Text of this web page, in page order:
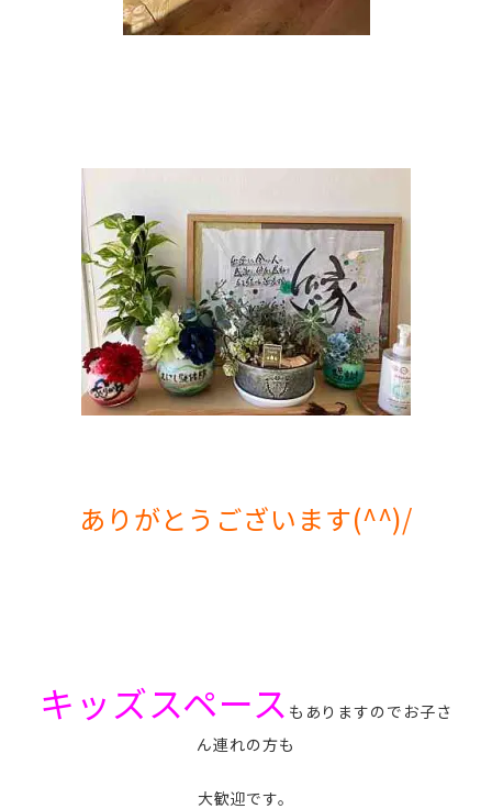
ありがとうございます(^^)/
キッズスペース もありますのでお子さ
ん連れの方も
大歓迎です。